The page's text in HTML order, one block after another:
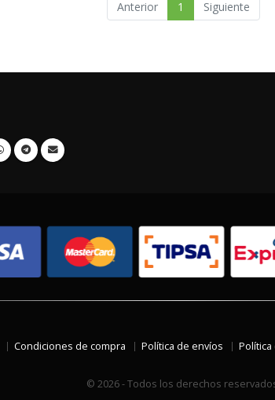
Anterior 1 Siguiente
Condiciones de compra Política de envíos
© 2026 - Todos los derechos